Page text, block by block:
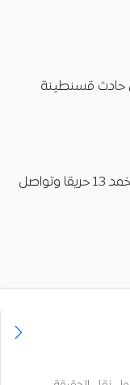
حادث قسنطينة
الجمعة.. الحماية المدنية تخمد 13 حريقا وتواصل